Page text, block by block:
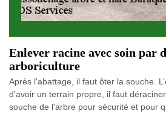
Enlever racine avec soin par
arboriculture
Après l'abattage, il faut ôter la souche.
d’avoir un terrain propre, il faut
souche de l'arbre pour sécurité et pour